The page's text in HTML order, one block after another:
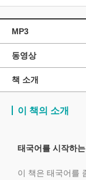
MP3
동영상
책 소개
이 책의 소개
태국어를 시작하
이 책은 태국어를